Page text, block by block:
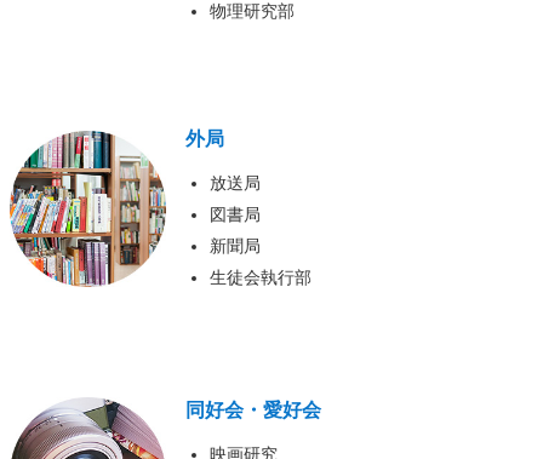
物理研究部
外局
放送局
図書局
新聞局
生徒会執行部
同好会・愛好会
映画研究